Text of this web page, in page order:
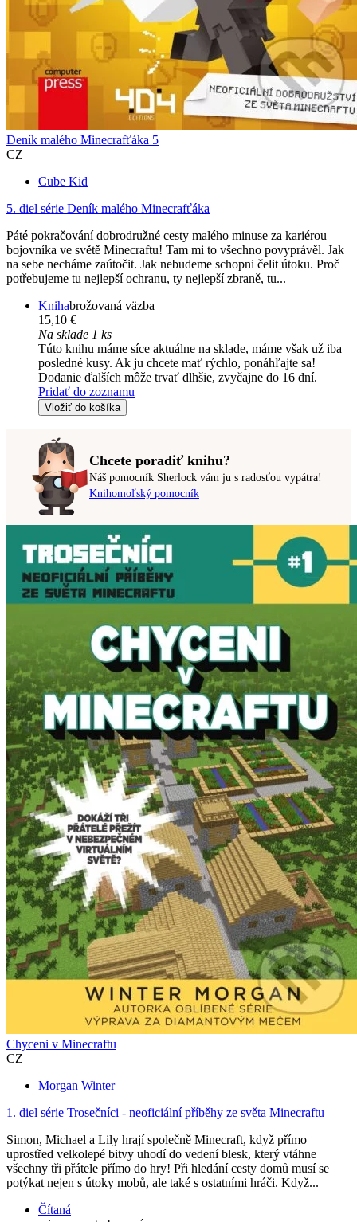
Deník malého Minecrafťáka 5
CZ
Cube Kid
5. diel série Deník malého Minecrafťáka
Páté pokračování dobrodružné cesty malého minuse za kariérou
bojovníka ve světě Minecraftu! Tam mi to všechno povyprávěl. Jak
na sebe necháme zaútočit. Jak nebudeme schopni čelit útoku. Proč
potřebujeme tu nejlepší ochranu, ty nejlepší zbraně, tu...
Knihabrožovaná väzba
15,10 €
Na sklade 1 ks
Túto knihu máme síce aktuálne na sklade, máme však už iba
posledné kusy. Ak ju chcete mať rýchlo, ponáhľajte sa!
Dodanie ďalších môže trvať dlhšie, zvyčajne do 16 dní.
Pridať do zoznamu
Vložiť do košíka
Chcete poradiť knihu?
Náš pomocník Sherlock vám ju s radosťou vypátra!
Knihomoľský pomocník
Chyceni v Minecraftu
CZ
Morgan Winter
1. diel série Trosečníci - neoficiální příběhy ze světa Minecraftu
Simon, Michael a Lily hrají společně Minecraft, když přímo
uprostřed velkolepé bitvy uhodí do vedení blesk, který vtáhne
všechny tři přátele přímo do hry! Při hledání cesty domů musí se
potýkat nejen s útoky mobů, ale také s ostatními hráči. Když...
Čítaná